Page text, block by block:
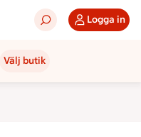
Logga in
Välj butik